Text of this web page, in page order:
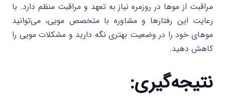
مراقبت از موها در روزمره نیاز به تعهد و مراقبت منظم دارد. با
رعایت این رفتارها و مشاوره با متخصص مویی، می‌توانید
موهای خود را در وضعیت بهتری نگه دارید و مشکلات مویی را
کاهش دهید.
نتیجه‌گیری: